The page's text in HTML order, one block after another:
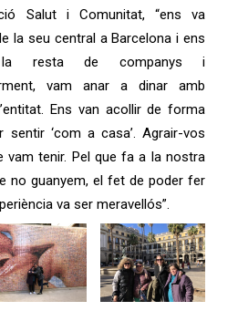
Salut i Comunitat, “ens va
la seu central a Barcelona i ens
resta de companys i
vam anar a dinar amb
Ens van acollir de forma
‘com a casa’. Agrair-vos
vam tenir. Pel que fa a la nostra
no guanyem, el fet de poder fer
va ser meravellós”.